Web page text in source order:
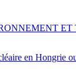
en Hongrie
ET